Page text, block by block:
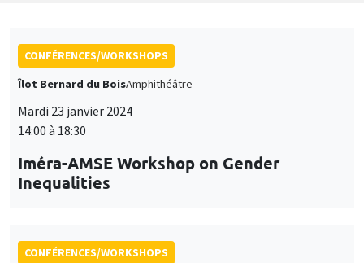
CONFÉRENCES/WORKSHOPS
Îlot Bernard du BoisAmphithéâtre
Mardi 23 janvier 2024
14:00 à 18:30
Iméra-AMSE Workshop on Gender
Inequalities
CONFÉRENCES/WORKSHOPS